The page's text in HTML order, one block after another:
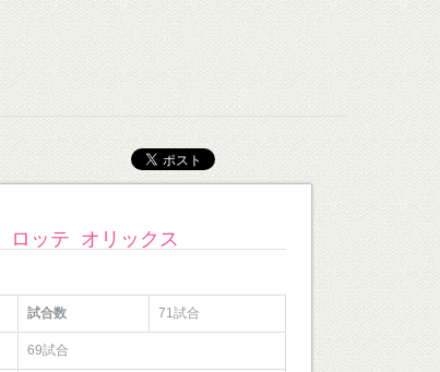
ロッテ オリックス
試合数 71試合
69試合